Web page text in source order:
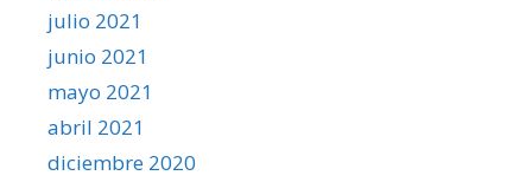
julio 2021
junio 2021
mayo 2021
abril 2021
diciembre 2020